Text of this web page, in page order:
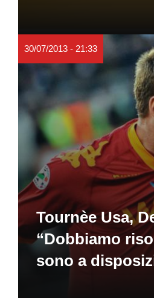
30/07/2013 - 21:33
Tournèe Usa,
“Dobbiamo
sono a